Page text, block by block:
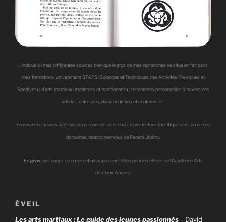
J’indique ici mes différentes sources bien que le gros de mes recherches se situe en fait dans
mes formations, universitaire STAPS (Sciences et Techniques des Activités Physiques et
Sportives) ; d’arts martiaux (modernes et traditionnels) ; recherches personnelles à travers des
articles, entrevues, documentaires et conférences.
En revanche si vous avez besoin de conseil sur le choix d’une lecture spécifique dans un de ces
domaines, rapprochez-vous de Renshi Jérémy.
Engras, nos coups de cœurs et ouvrages conseillés pour les élèves de l’Académie Arts
martiaux Annecy.
ÉVEIL
Les arts martiaux : Le guide des jeunes passionnés– David